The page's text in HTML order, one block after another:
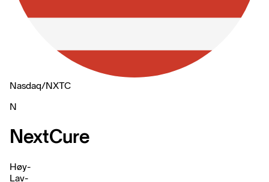
Nasdaq/NXTC
N
NextCure
Høy-
Lav-